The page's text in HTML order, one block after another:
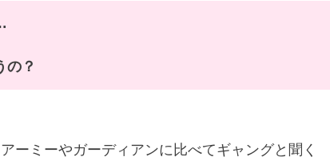
の？
ーミーやガーディアンに比べてギャングと聞く